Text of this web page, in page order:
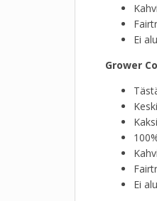
Ei
Grower
Ei